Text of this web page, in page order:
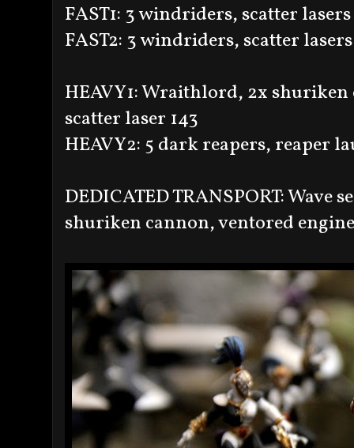
FAST1: 3 windriders, scatter lasers
FAST2: 3 windriders, scatter
HEAVY1: Wraithlord, 2x
scatter laser 143
HEAVY2: 5 dark reapers, reaper
DEDICATED TRANSPORT:
shuriken cannon, ventored